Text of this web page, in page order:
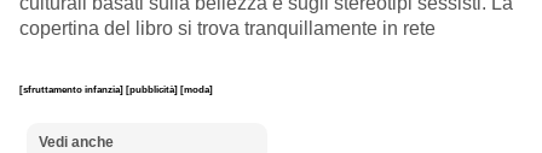
copertina del libro si trova tranquillamente in rete
[sfruttamento infanzia] [pubblicità] [moda]
Vedi anche